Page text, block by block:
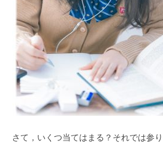
さて，いくつ当てはまる？それでは参り